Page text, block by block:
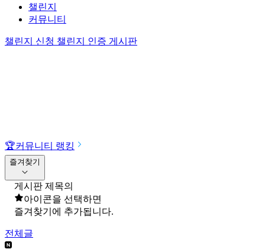
챌린지
커뮤니티
챌린지 신청 챌린지 인증 게시판
🏆커뮤니티 랭킹
즐겨찾기
게시판 제목의
아이콘을 선택하면
즐겨찾기에 추가됩니다.
전체글